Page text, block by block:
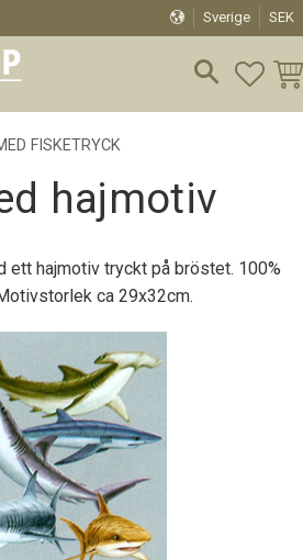
Sverige SEK
FISKETRYCK
hajmotiv
ett hajmotiv tryckt på bröstet. 100%
ca 29x32cm.